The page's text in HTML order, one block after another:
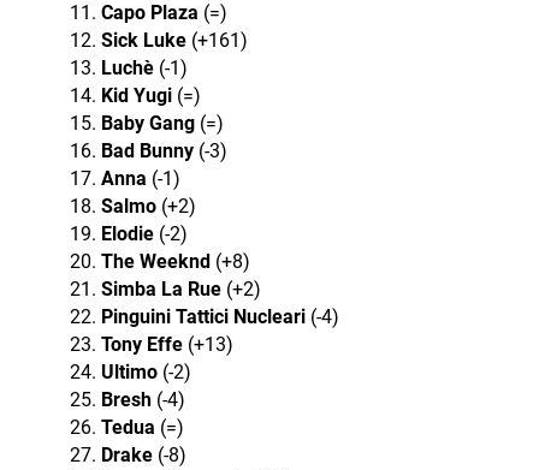
Capo Plaza (=)
Sick Luke(+161)
Luchè(-1)
Kid Yugi(=)
Baby Gang(=)
Bad Bunny(-3)
Anna (-1)
Salmo(+2)
Elodie(-2)
The Weeknd (+8)
Simba La Rue(+2)
Pinguini Tattici Nucleari(-4)
Tony Effe(+13)
Ultimo(-2)
Bresh(-4)
Tedua (=)
Drake(-8)